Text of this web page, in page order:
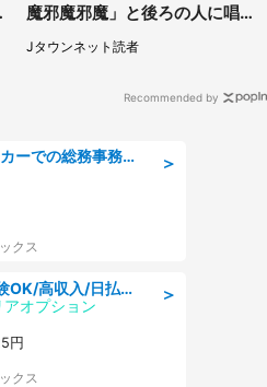
魔邪魔邪魔」と後ろの人に唱え
られて（神奈川県・30代女性）
Jタウンネット読者
Recommended by
＞
09月開始/住宅メーカーでの総務事務のお仕事/駅近/車通勤可/一般事務/人事労務
クス
＞
組立・組付け/未経験OK/高収入/日払いOK/寮費無料/交替制
オプション
円
クス